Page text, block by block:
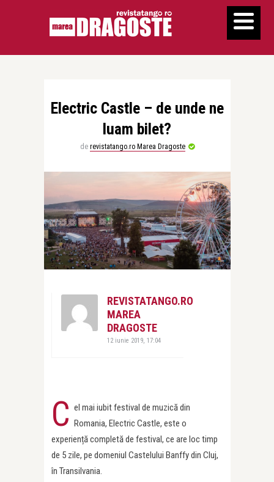
Electric Castle – de unde ne
luam bilet?
de revistatango.ro Marea Dragoste
REVISTATANGO.RO
MAREA
DRAGOSTE
12 iunie 2019, 17:04
C el mai iubit festival de muzică din
Romania, Electric Castle, este o
experiență completă de festival, ce are loc timp
de 5 zile, pe domeniul Castelului Banffy din Cluj,
în Transilvania.